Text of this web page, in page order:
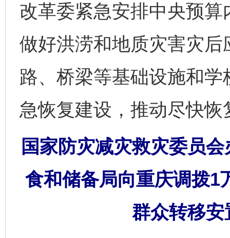
改革委紧急安排中央预
做好洪涝和地质灾害灾
路、桥梁等基础设施和
急恢复建设，推动尽快
国家防灾减灾救灾委员
食和储备局向重庆调拨1
群众转移